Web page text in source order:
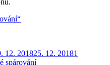
12. 201825. 12. 20181
spárování